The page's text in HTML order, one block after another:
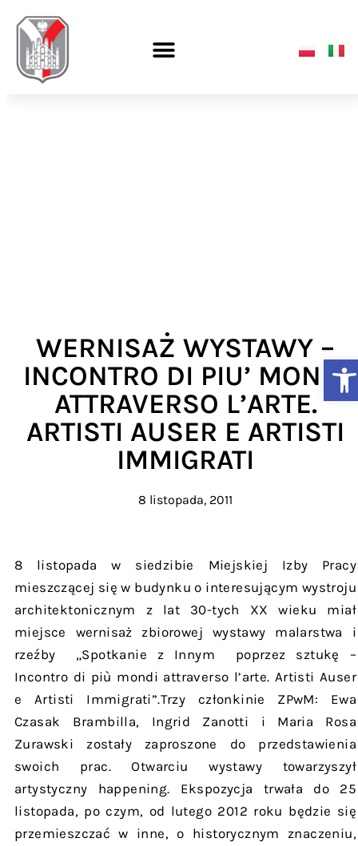
WERNISAŻ WYSTAWY –
INCONTRO DI PIU’ MONDI
ATTRAVERSO L’ARTE.
ARTISTI AUSER E ARTISTI
IMMIGRATI
8 listopada, 2011
8 listopada w siedzibie Miejskiej Izby Pracy
mieszczącej się w budynku o interesującym wystroju
architektonicznym z lat 30-tych XX wieku miał
miejsce wernisaż zbiorowej wystawy malarstwa i
rzeźby „Spotkanie z Innym poprzez sztukę –
Incontro di più mondi attraverso l’arte. Artisti Auser
e Artisti Immigrati”.Trzy członkinie ZPwM: Ewa
Czasak Brambilla, Ingrid Zanotti i Maria Rosa
Zurawski zostały zaproszone do przedstawienia
swoich prac. Otwarciu wystawy towarzyszył
artystyczny happening. Ekspozycja trwała do 25
listopada, po czym, od lutego 2012 roku będzie się
przemieszczać w inne, o historycznym znaczeniu,